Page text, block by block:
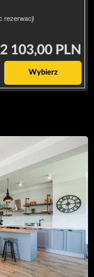
rezerwacji
2 103,00 PLN
Wybierz